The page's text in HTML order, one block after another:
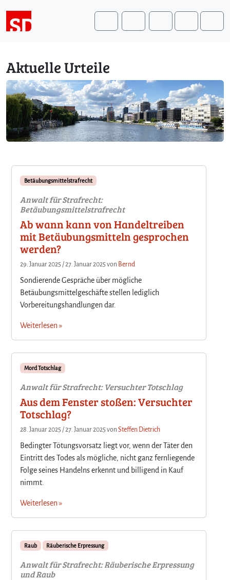
Search
Aktuelle Urteile
Betäubungsmittelstrafrecht
Anwalt für Strafrecht:
Betäubungsmittelstrafrecht
Ab wann kann von Handeltreiben
mit Betäubungsmitteln gesprochen
werden?
29. Januar 2025 /27. Januar 2025von Bernd
Sondierende Gespräche über mögliche
Betäubungsmittelgeschäfte stellen lediglich
Vorbereitungshandlungen dar.
Weiterlesen »
Mord Totschlag
Anwalt für Strafrecht: Versuchter Totschlag
Aus dem Fenster stoßen: Versuchter
Totschlag?
28. Januar 2025 /27. Januar 2025vonSteffen Dietrich
Bedingter Tötungsvorsatz liegt vor, wenn der Täter den
Eintritt des Todes als mögliche, nicht ganz fernliegende
Folge seines Handelns erkennt und billigend in Kauf
nimmt.
Weiterlesen »
Raub Räuberische Erpressung
Anwalt für Strafrecht: Räuberische Erpressung
und Raub